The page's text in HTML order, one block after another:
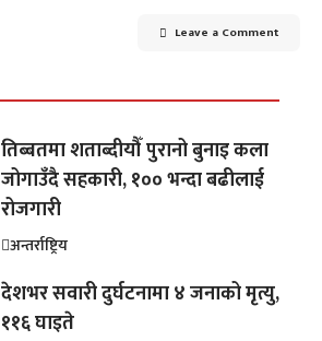
Leave a Comment
तिब्बतमा शताब्दीयौँ पुरानो बुनाइ कला
जोगाउँदै सहकारी, १०० भन्दा बढीलाई
रोजगारी
अन्तर्राष्ट्रिय
देशभर सवारी दुर्घटनामा ४ जनाको मृत्यु,
११६ घाइते